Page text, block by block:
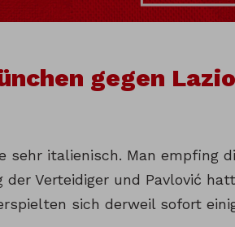
gegen
sehr italienisch. Man empfing
der Verteidiger und Pavlović
sich derweil sofort